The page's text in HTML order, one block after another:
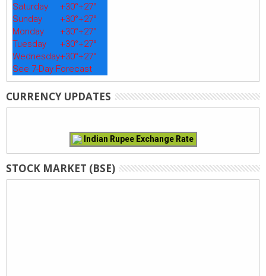
Saturday
+30°+27°
Sunday
+30°+27°
Monday
+30°+27°
Tuesday
+30°+27°
Wednesday+30°+27°
See 7-Day Forecast
CURRENCY UPDATES
Indian Rupee Exchange Rate
STOCK MARKET (BSE)